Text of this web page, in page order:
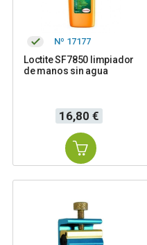
Nº 17177
Loctite SF7850 limpiador
de manos sin agua
Precio
16,80 €